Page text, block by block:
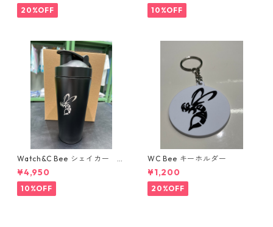
20%OFF 10%OFF
Watch&C Bee シェイカー W
eb限定10点‼️
¥4,950
10%OFF
WC Bee キーホルダー
¥1,200
20%OFF